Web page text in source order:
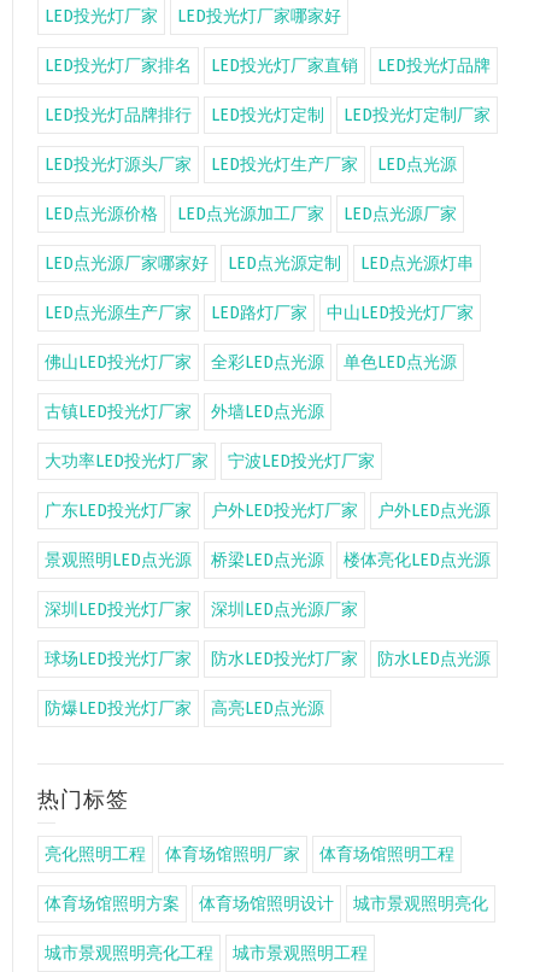
LED投光灯厂家 LED投光灯厂家哪家好
LED投光灯厂家排名 LED投光灯厂家直销 LED投光灯品牌
LED投光灯品牌排行 LED投光灯定制 LED投光灯定制厂家
LED投光灯源头厂家 LED投光灯生产厂家 LED点光源
LED点光源价格 LED点光源加工厂家 LED点光源厂家
LED点光源厂家哪家好 LED点光源定制 LED点光源灯串
LED点光源生产厂家 LED路灯厂家 中山LED投光灯厂家
佛山LED投光灯厂家 全彩LED点光源 单色LED点光源
古镇LED投光灯厂家 外墙LED点光源
大功率LED投光灯厂家 宁波LED投光灯厂家
广东LED投光灯厂家 户外LED投光灯厂家 户外LED点光源
景观照明LED点光源 桥梁LED点光源 楼体亮化LED点光源
深圳LED投光灯厂家 深圳LED点光源厂家
球场LED投光灯厂家 防水LED投光灯厂家 防水LED点光源
防爆LED投光灯厂家 高亮LED点光源
热门标签
亮化照明工程 体育场馆照明厂家 体育场馆照明工程
体育场馆照明方案 体育场馆照明设计 城市景观照明亮化
城市景观照明亮化工程 城市景观照明工程